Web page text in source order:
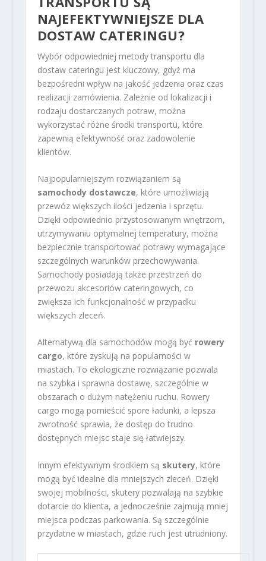
NAJEFEKTYWNIEJSZE DLA
DOSTAW CATERINGU?
Wybór odpowiedniej metody transportu dla
dostaw cateringu jest kluczowy, gdyż ma
bezpośredni wpływ na jakość jedzenia oraz czas
realizacji zamówienia. Zależnie od lokalizacji i
rodzaju dostarczanych potraw, można
wykorzystać różne środki transportu, które
zapewnią efektywność oraz zadowolenie
klientów.
Najpopularniejszym rozwiązaniem są
samochody dostawcze, które umożliwiają
przewóz większych ilości jedzenia i sprzętu.
Dzięki odpowiednio przystosowanym wnętrzom,
utrzymywaniu optymalnej temperatury, można
bezpiecznie transportować potrawy wymagające
szczególnych warunków przechowywania.
Samochody posiadają także przestrzeń do
przewozu akcesoriów cateringowych, co
zwiększa ich funkcjonalność w przypadku
większych zleceń.
Alternatywą dla samochodów mogą być rowery
cargo, które zyskują na popularności w
miastach. To ekologiczne rozwiązanie pozwala
na szybka i sprawna dostawę, szczególnie w
obszarach o dużym natężeniu ruchu. Rowery
cargo mogą pomieścić spore ładunki, a lepsza
zwrotność sprawia, że dostęp do trudno
dostępnych miejsc staje się łatwiejszy.
Innym efektywnym środkiem są skutery, które
mogą być idealne dla mniejszych zleceń. Dzięki
swojej mobilności, skutery pozwalają na szybkie
dotarcie do klienta, a jednocześnie zajmują mniej
miejsca podczas parkowania. Są szczególnie
przydatne w miastach, gdzie ruch jest utrudniony.